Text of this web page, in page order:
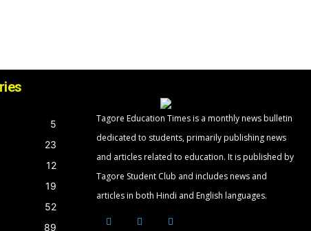
5
23
12
19
52
89
Tagore Education Times is a monthly news bulletin
dedicated to students, primarily publishing news
and articles related to education. It is published by
Tagore Student Club and includes news and
articles in both Hindi and English languages.